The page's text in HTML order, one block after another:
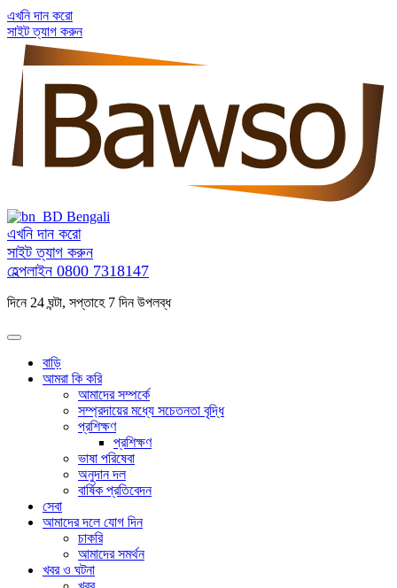
এড়িয়ে
যাও
কন্টেন্ট
এখনি দান করো
সাইট ত্যাগ করুন
Bengali
এখনি দান করো
সাইট ত্যাগ করুন
হেল্পলাইন 0800 7318147
দিনে 24 ঘন্টা, সপ্তাহে 7 দিন উপলব্ধ
বাড়ি
আমরা কি করি
আমাদের সম্পর্কে
সম্প্রদায়ের মধ্যে সচেতনতা বৃদ্ধি
প্রশিক্ষণ
প্রশিক্ষণ
ভাষা পরিষেবা
অনুদান দল
বার্ষিক প্রতিবেদন
সেবা
আমাদের দলে যোগ দিন
চাকরি
আমাদের সমর্থন
খবর ও ঘটনা